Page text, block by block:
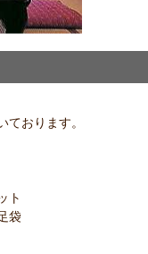
ております。
ト
袋